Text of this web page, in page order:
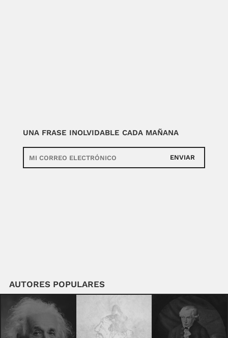
UNA FRASE INOLVIDABLE CADA MAÑANA
ENVIAR
AUTORES POPULARES